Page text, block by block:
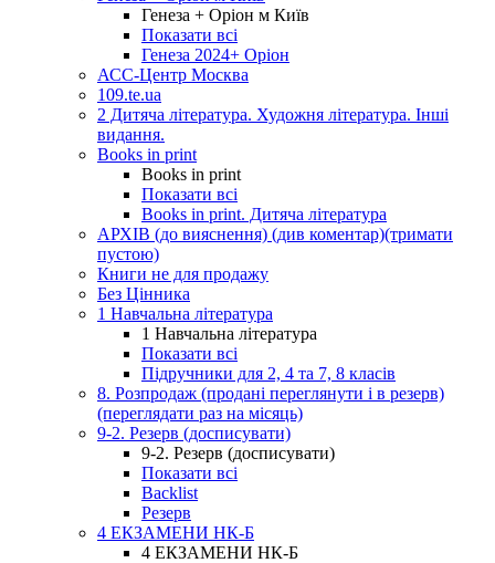
Генеза + Оріон м Київ
Показати всі
Генеза 2024+ Оріон
АСС-Центр Москва
109.te.ua
2 Дитяча література. Художня література. Інші
видання.
Books in print
Books in print
Показати всі
Books in print. Дитяча література
АРХІВ (до вияснення) (див коментар)(тримати
пустою)
Книги не для продажу
Без Цінника
1 Навчальна література
1 Навчальна література
Показати всі
Підручники для 2, 4 та 7, 8 класів
8. Розпродаж (продані переглянути і в резерв)
(переглядати раз на місяць)
9-2. Резерв (досписувати)
9-2. Резерв (досписувати)
Показати всі
Backlist
Резерв
4 ЕКЗАМЕНИ НК-Б
4 ЕКЗАМЕНИ НК-Б